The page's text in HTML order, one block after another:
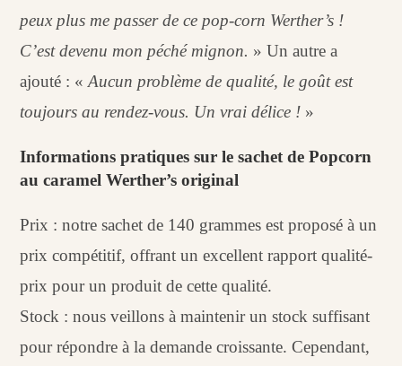
peux plus me passer de ce pop-corn Werther’s !
C’est devenu mon péché mignon. » Un autre a
ajouté : «Aucun problème de qualité, le goût est
toujours au rendez-vous. Un vrai délice ! »
Informations pratiques sur le sachet de Popcorn
au caramel Werther’s original
Prix : notre sachet de 140 grammes est proposé à un
prix compétitif, offrant un excellent rapport qualité-
prix pour un produit de cette qualité.
Stock : nous veillons à maintenir un stock suffisant
pour répondre à la demande croissante. Cependant,